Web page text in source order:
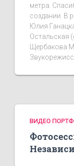
метра.
создании. В
Юлия
Остальская
Щербакова
ВИДЕО